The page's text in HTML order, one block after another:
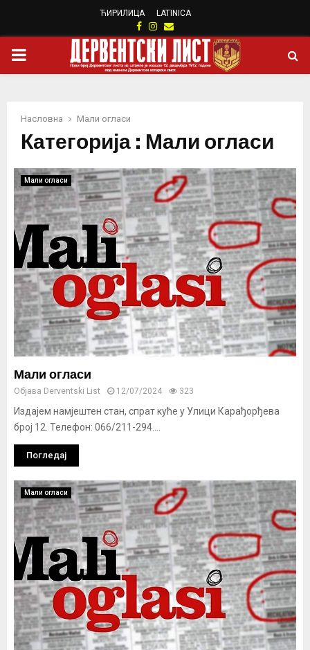
ЋИРИЛИЦА LATINICA
Facebook
Instagram
Email
PRIMARY
Насловна Мали огласи
Категорија : Мали огласи
Мали огласи
Мали огласи
Објава Derventski List 12/07/2024 323
Издајем намјештен стан, спрат куће у Улици Карађорђева
број 12. Телефон: 066/211-294....
Погледај
Мали огласи